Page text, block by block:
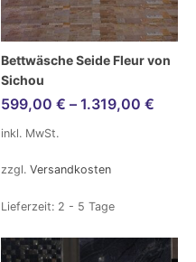
Bettwäsche Seide Fleur von
Sichou
599,00 € – 1.319,00 €
inkl. MwSt.
zzgl. Versandkosten
Lieferzeit: 2 - 5 Tage